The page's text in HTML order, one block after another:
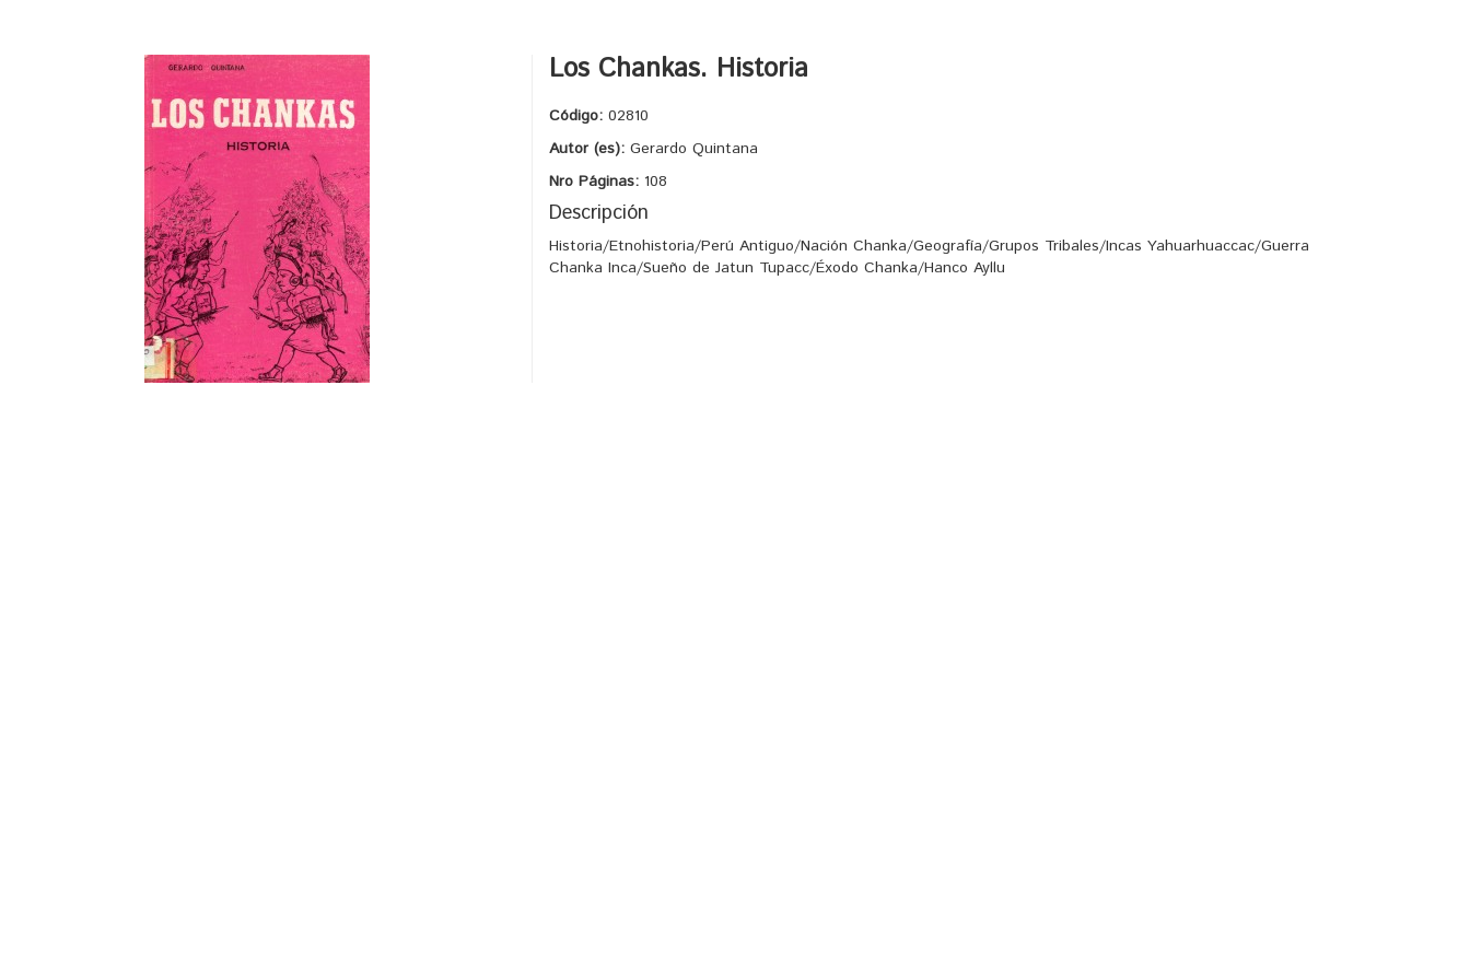
Los Chankas. Historia
Código: 02810
Autor (es): Gerardo Quintana
Nro Páginas: 108
Descripción
Historia/Etnohistoria/Perú Antiguo/Nación Chanka/Geografía/Grupos Tribales/Incas Yahuarhuaccac/Guerra
Chanka Inca/Sueño de Jatun Tupacc/Éxodo Chanka/Hanco Ayllu